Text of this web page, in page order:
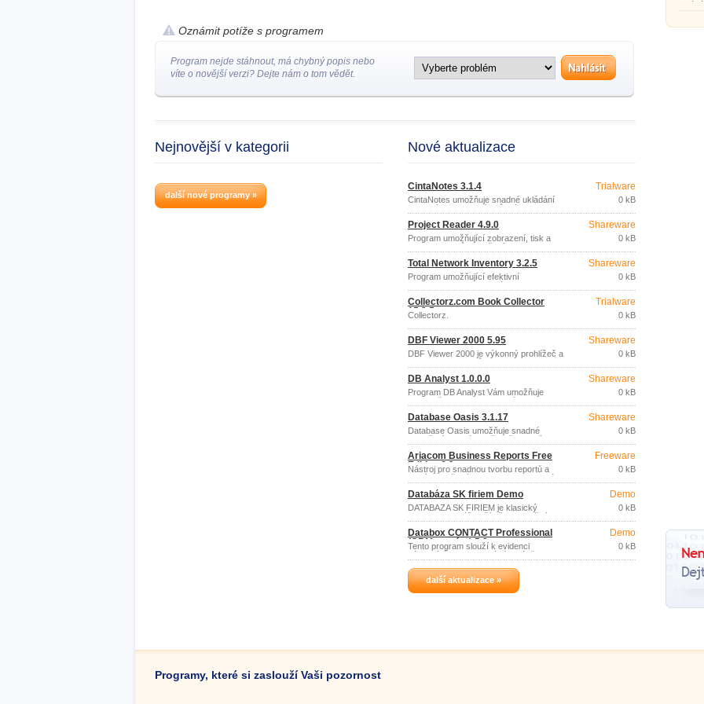
Oznámit potíže s programem
Program nejde stáhnout, má chybný popis nebo
víte o novější verzi? Dejte nám o tom vědět.
Nejnovější v kategorii
další nové programy »
Nové aktualizace
CintaNotes 3.1.4
CintaNotes umožňuje snadné ukládání
vybraných informací z různých
dokumentů a webových stránek.
Trialware
0 kB
Project Reader 4.9.0
Program umožňující zobrazení, tisk a
export projektů vytvořených v aplikaci
Microsoft Project a uložených ve formátu
MPP, MPT, XML nebo databáze (Access,
SQL Server, Oracle), bez potřeby
instalace MS Project.
Shareware
0 kB
Total Network Inventory 3.2.5
Program umožňující efektivní
inventarizaci hardwarového a
softwarového vybavení počítačů v
sítích.
Shareware
0 kB
Collectorz.com Book Collector
15.3.5
Collectorz.
Trialware
0 kB
DBF Viewer 2000 5.95
DBF Viewer 2000 je výkonný prohlížeč a
editor DBF souborů (Clipper, dBase,
FoxBase, Foxpro, Visual Foxpro, Visual
DBase, VO, DB2K, atd.
Shareware
0 kB
DB Analyst 1.0.0.0
Program DB Analyst Vám umožňuje
jednoduše navrhnout databázi a
analyzovat data, podle Vašich představ,
bez nutnosti znalosti programovacího
jazyka.
Shareware
0 kB
Database Oasis 3.1.17
Database Oasis umožňuje snadné
vytvoření databáze, přesně dle vašich
potřeb, pro přehledné ukládání všech
osobních i firemních informací na jednom
místě v počítači.
Shareware
0 kB
Ariacom Business Reports Free
Edition 6.2a
Nástroj pro snadnou tvorbu reportů a
analýz založených na datech libovolné
SQL relační databáze.
Freeware
0 kB
Databáza SK firiem Demo
DATABÁZA SK FIRIEM je klasický
program pre Váš počítač s operačným
systémom WINDOWS XP, WINDOWS
vista, Windows 7.
Demo
0 kB
Databox CONTACT Professional
(CRM systém) 5.8
Tento program slouží k evidenci
zákazníků a profesionální správě
souvisejících obchodních aktivit a
procesů.
Demo
0 kB
další aktualizace »
Programy, které si zaslouží Vaši pozornost